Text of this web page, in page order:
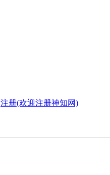
注册(欢迎注册神知网)